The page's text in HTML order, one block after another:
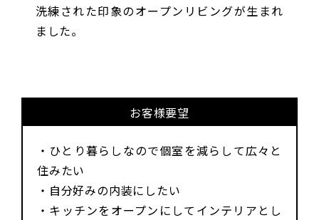
洗練された印象のオープンリビングが生まれ
ました。
お客様要望
・ひとり暮らしなので個室を減らして広々と
住みたい
・自分好みの内装にしたい
・キッチンをオープンにしてインテリアとし